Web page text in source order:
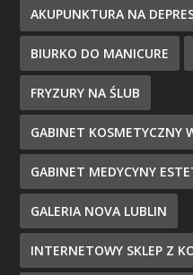
AKUPUNKTURA NA
BIURKO DO MANICURE
FRYZURY NA ŚLUB
GABINET KOSMETYCZNY
GABINET MEDYCYNY
GALERIA NOVA LUBLIN
INTERNETOWY SKLEP Z